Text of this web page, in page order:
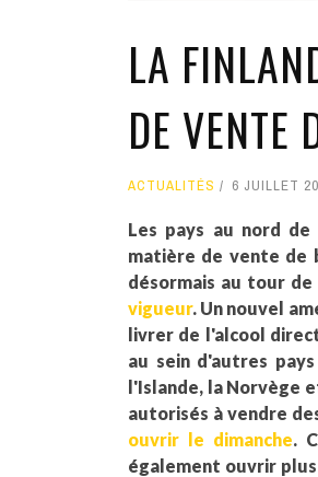
LA
DE VENTE
ACTUALITÉS 6 JUILLET
Les pays au nord
matière de vente de
désormais au tour
vigueur. Un nouvel
livrer de l'alcool
au sein d'autres
l'Islande, la Norvège
autorisés à vendre
ouvrir le dimanche.
également ouvrir